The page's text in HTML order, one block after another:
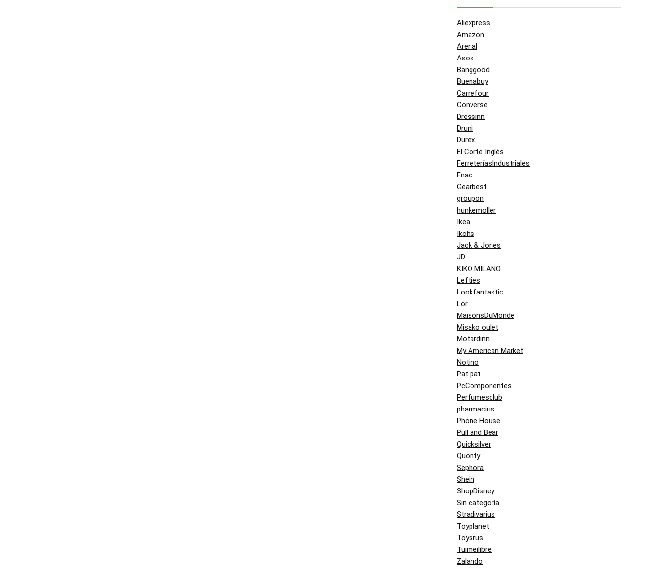
Aliexpress
Amazon
Arenal
Asos
Banggood
Buenabuy
Carrefour
Converse
Dressinn
Druni
Durex
El Corte Inglés
FerreteríasIndustriales
Fnac
Gearbest
groupon
hunkemoller
Ikea
Ikohs
Jack & Jones
JD
KIKO MILANO
Lefties
Lookfantastic
Lor
MaisonsDuMonde
Misako oulet
Motardinn
My American Market
Notino
Pat pat
PcComponentes
Perfumesclub
pharmacius
Phone House
Pull and Bear
Quicksilver
Quonty
Sephora
Shein
ShopDisney
Sin categoría
Stradivarius
Toyplanet
Toysrus
Tuimeilibre
Zalando